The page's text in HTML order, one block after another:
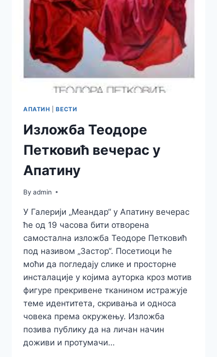
ЦРВЕНИ
МЕТЕО-
АЛАРМ
АПАТИН |ВЕСТИ
Изложба Теодоре
Петковић вечерас у
Апатину
By admin
У Галерији „Меандар“ у Апатину вечерас
ће од 19 часова бити отворена
самостална изложба Теодоре Петковић
под називом „Застор“. Посетиоци ће
моћи да погледају слике и просторне
инсталације у којима ауторка кроз мотив
фигуре прекривене тканином истражује
теме идентитета, скривања и односа
човека према окружењу. Изложба
позива публику да на личан начин
доживи и протумачи…